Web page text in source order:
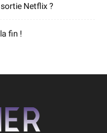
Netflix ?
fin !